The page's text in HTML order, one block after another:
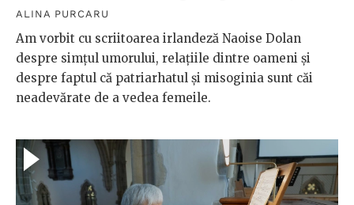
ALINA PURCARU
Am vorbit cu scriitoarea irlandeză Naoise Dolan
despre simțul umorului, relațiile dintre oameni și
despre faptul că patriarhatul și misoginia sunt căi
neadevărate de a vedea femeile.